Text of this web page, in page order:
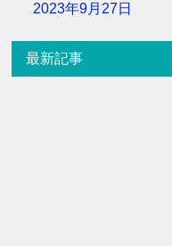
2023年9月27日
最新記事